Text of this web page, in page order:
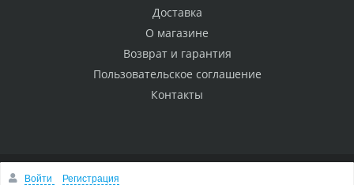
Доставка
О магазине
Возврат и гарантия
Пользовательское соглашение
Контакты
© 2005 Сервисный центр Макита
Войти Регистрация